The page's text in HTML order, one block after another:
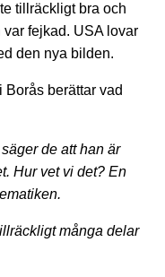
tillräckligt bra och
fejkad. USA lovar
den nya bilden.
Borås berättar vad
de att han är
Hur vet vi det? En
många delar